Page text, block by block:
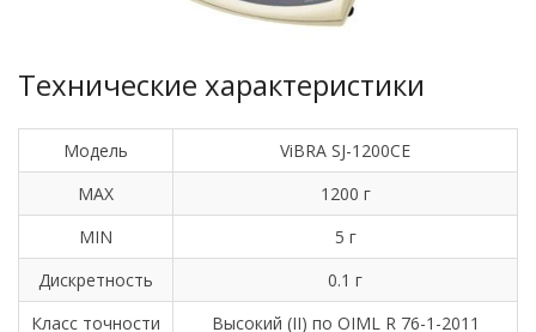
Технические характеристики
Модель
ViBRA SJ-1200CE
MAX
1200 г
MIN
5 г
Дискретность
0.1 г
Класс точности
Высокий (II) по OIML R 76-1-2011